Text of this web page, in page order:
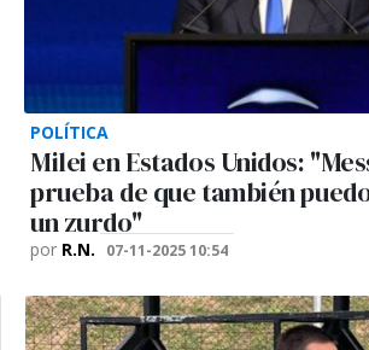
POLÍTICA
Milei en Estados Unidos:
prueba de que también
un zurdo"
por R.N. 07-11-2025 10:54